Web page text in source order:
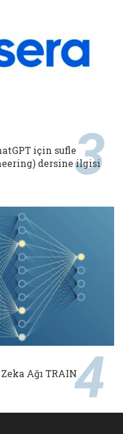
için sufle
dersine ilgisi
Ağı TRAIN